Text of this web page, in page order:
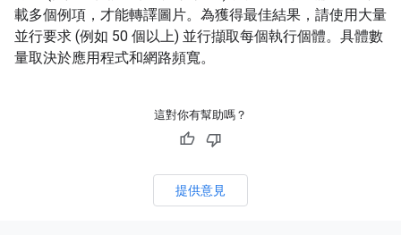
載多個例項，才能轉譯圖片。為獲得最佳結果，請使用大量
並行要求 (例如 50 個以上) 並行擷取每個執行個體。具體數
量取決於應用程式和網路頻寬。
這對你有幫助嗎？
提供意見